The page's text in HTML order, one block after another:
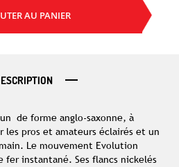
AU PANIER
de forme anglo-saxonne, à
les pros et amateurs éclairés et un
Le mouvement Evolution
fer instantané. Ses flancs nickelés